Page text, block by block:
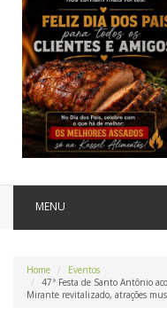
MENU
Home
Eventos
47ª Festa de Santo Antônio
Mirante revitalizado, atrações